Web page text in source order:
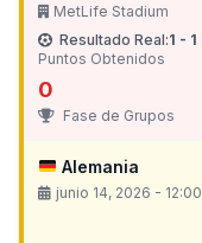
MetLife Stadium
Resultado Real:1 - 1
Puntos Obtenidos
0
Fase de Grupos
Alemania
junio 14, 2026 - 12:00